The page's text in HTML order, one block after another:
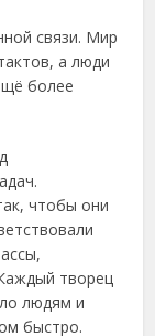
связи. Мир
а люди
более
чтобы они
творец
людям и
быстро.